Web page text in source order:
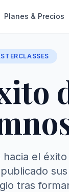
Planes & Precios
el
tras